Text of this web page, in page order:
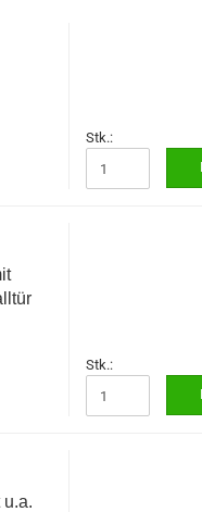
Stk.:
Stk.: